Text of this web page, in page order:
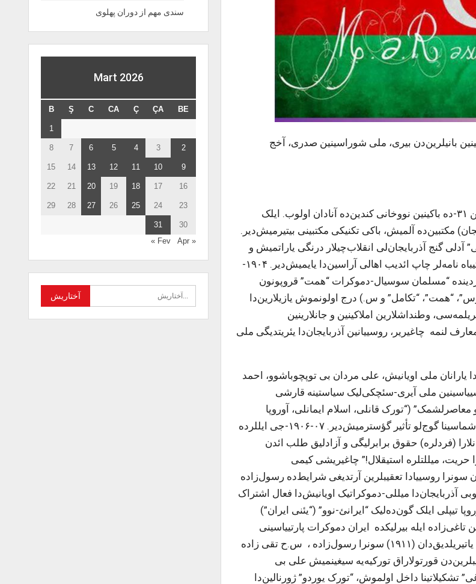
بانیلرین‌دن بیری، ملی شوراسینین صدری، آخج
محمد امین حاجی ملا ال اکبر اوغلو رسول‌زاده ۱۸۸۴-جو ایل، یانوار آیینین ۳۱-ده باکینین نووخانی کندین‌ده آنادان اولوب. ایلک
تاتار (روس-آذربایجان) مکتبین‌ده آلمیش، باکی تکنیکی مکتبینی بیتیرمیش‌دیر.
گنج آذربایجان‌لی انقلاب‌چیلار درنگی یاراتمیش و
اونا باش‌چی‌لیق ائتمیش‌دیر. (۰۳-۱۹۰۲). تشکیلات مطبعه اصولو ایله اینتیباه نامه‌لر چاپ ائدیب اهالی آراسین‌دا یایمیش‌دیر. ۱۹۰۴-
“مسلمان سوسیال-دموکرات “همت” قروپونون
“همت”، “تکامل” و س.) درج اولونموش یازیلارین‌دا
وطنداشلارین املاکینین و جانلارینین
لنمه چاغیریر، روسییانین آذربایجان‌دا یئریتدیگی ملی
یارانان ملی اویانیش، علی مردان بی توپچوباشوو، احمد
ملی آیری-سئچکی‌لیک سیاستینه قارشی
(“تورک قانلی، اسلام ایمانلی، آوروپا
قیافتلی”) مفکوره‌سی رسولزاده نین ملی-سیاسی گؤروشلرینین فورمالاشما­سینا گوج‌لو تأثیر گؤسترمیش‌دیر. ۰۷-۱۹۰۶-جی ایللرده
(فردلره) حقوق برابرلیگی و آزادلیق طلب ائد‌ن
حریت، میللتلره استیقلال!” چاغیریشی کیمی
اولماسین‌دان سونرا روسییادا تعقیبلرین آرتدیغی شرایط‌ده رسول‌زاده
ایران انقلابین‌دا، جنوبی آذربایجان‌دا میللی-دموکراتیک اویانیش‌دا فعال اشتراک
تیپلی ایلک گون‌ده‌لیک “ایرانئ-نوو” (“یئنی ایران”)
او، سید حسن تاغی‌زاده ایله بیرلیکده ایران دموکرات پارتییاسینی
یاراتمیش و اونون مرکزی کمیته‌سینه عضو سئچیلمیش‌دیر. ایران انقلابی یاتیریلدیق‌دان (۱۹۱۱) سونرا رسول‌زاده ، س.ح تقی زاده
قورتولاراق تورکیه‌یه سیغینمیش علی بی
داخل اولموش، “تورک یوردو” ژورنالین‌دا
سندی مهم از دوران پهلوی
Mart 2026
BE
ÇA
Ç
CA
C
Ş
B
1
2
3
4
5
6
7
8
9
10
11
12
13
14
15
16
17
18
19
20
21
22
23
24
25
26
27
28
29
30
31
« Fev
Apr »